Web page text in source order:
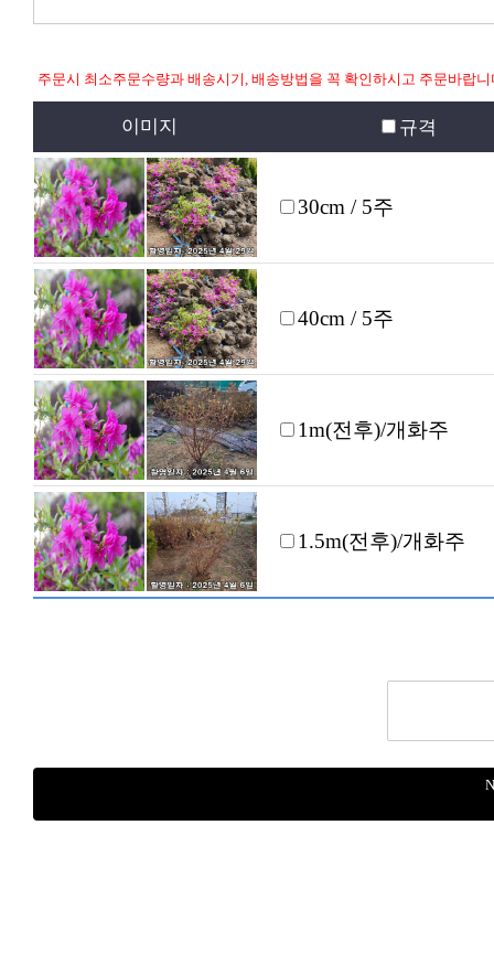
주문시 최소주문수량과 배송시기, 배송방법을 꼭 확인하시고 주문바랍니
이미지 규격
30cm / 5주
40cm / 5주
1m(전후)/개화주
1.5m(전후)/개화주